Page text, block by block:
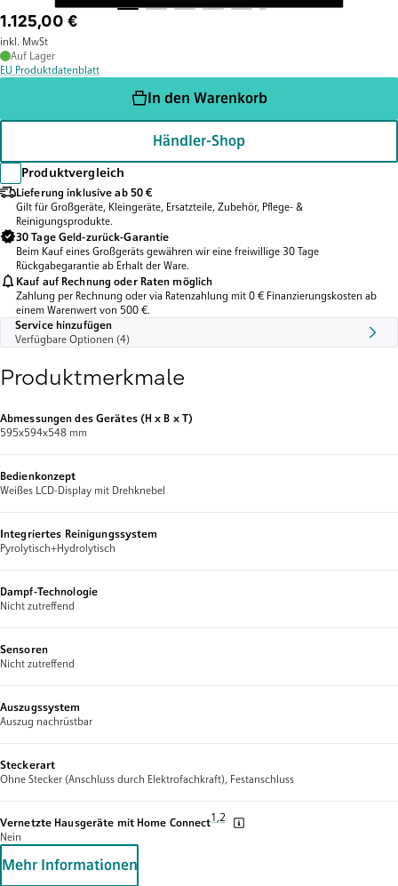
1.125,00 €
inkl. MwSt
Auf Lager
EU Produktdatenblatt
In den Warenkorb
Händler-Shop
Produktvergleich
Lieferung inklusive ab 50 €
Gilt für Großgeräte, Kleingeräte, Ersatzteile, Zubehör, Pflege- &
Reinigungsprodukte.
30 Tage Geld-zurück-Garantie
Beim Kauf eines Großgeräts gewähren wir eine freiwillige 30 Tage
Rückgabegarantie ab Erhalt der Ware.
Kauf auf Rechnung oder Raten möglich
Zahlung per Rechnung oder via Ratenzahlung mit 0 € Finanzierungskosten ab
einem Warenwert von 500 €.
Service hinzufügen
Verfügbare Optionen (4)
Produktmerkmale
Abmessungen des Gerätes (H x B x T)
595x594x548 mm
Bedienkonzept
Weißes LCD-Display mit Drehknebel
Integriertes Reinigungssystem
Pyrolytisch+Hydrolytisch
Dampf-Technologie
Nicht zutreffend
Sensoren
Nicht zutreffend
Auszugssystem
Auszug nachrüstbar
Steckerart
Ohne Stecker (Anschluss durch Elektrofachkraft), Festanschluss
Vernetzte Hausgeräte mit Home ConnectFußnote 1: Wir stellen von Zeit zu Zeit
1 ,,Fußnote 2: Einige der gezeigten
2
Nein
Mehr Informationen